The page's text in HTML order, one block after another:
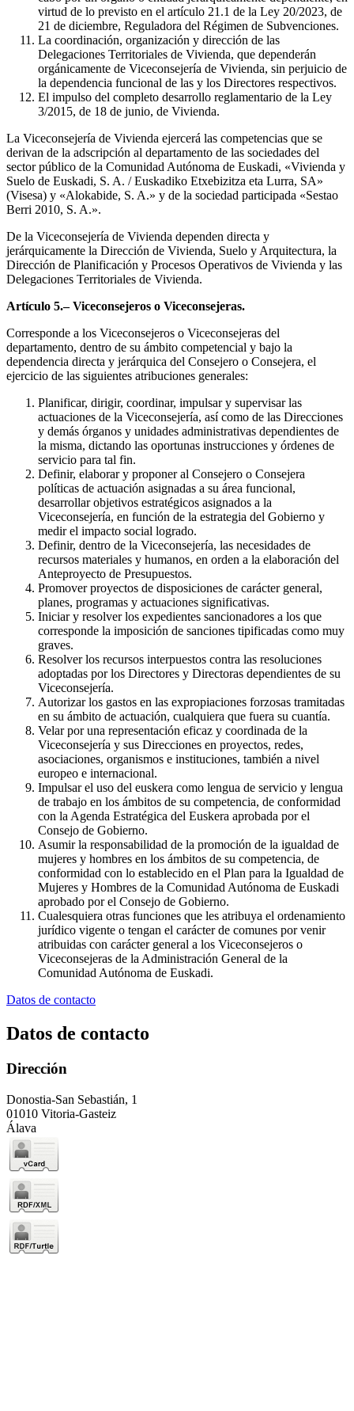
virtud de lo previsto en el artículo 21.1 de la Ley 20/2023, de
21 de diciembre, Reguladora del Régimen de Subvenciones.
La coordinación, organización y dirección de las
Delegaciones Territoriales de Vivienda, que dependerán
orgánicamente de Viceconsejería de Vivienda, sin perjuicio de
la dependencia funcional de las y los Directores respectivos.
El impulso del completo desarrollo reglamentario de la Ley
3/2015, de 18 de junio, de Vivienda.
La Viceconsejería de Vivienda ejercerá las competencias que se
derivan de la adscripción al departamento de las sociedades del
sector público de la Comunidad Autónoma de Euskadi, «Vivienda y
Suelo de Euskadi, S. A. / Euskadiko Etxebizitza eta Lurra, SA»
(Visesa) y «Alokabide, S. A.» y de la sociedad participada «Sestao
Berri 2010, S. A.».
De la Viceconsejería de Vivienda dependen directa y
jerárquicamente la Dirección de Vivienda, Suelo y Arquitectura, la
Dirección de Planificación y Procesos Operativos de Vivienda y las
Delegaciones Territoriales de Vivienda.
Artículo 5.– Viceconsejeros o Viceconsejeras.
Corresponde a los Viceconsejeros o Viceconsejeras del
departamento, dentro de su ámbito competencial y bajo la
dependencia directa y jerárquica del Consejero o Consejera, el
ejercicio de las siguientes atribuciones generales:
Planificar, dirigir, coordinar, impulsar y supervisar las
actuaciones de la Viceconsejería, así como de las Direcciones
y demás órganos y unidades administrativas dependientes de
la misma, dictando las oportunas instrucciones y órdenes de
servicio para tal fin.
Definir, elaborar y proponer al Consejero o Consejera
políticas de actuación asignadas a su área funcional,
desarrollar objetivos estratégicos asignados a la
Viceconsejería, en función de la estrategia del Gobierno y
medir el impacto social logrado.
Definir, dentro de la Viceconsejería, las necesidades de
recursos materiales y humanos, en orden a la elaboración del
Anteproyecto de Presupuestos.
Promover proyectos de disposiciones de carácter general,
planes, programas y actuaciones significativas.
Iniciar y resolver los expedientes sancionadores a los que
corresponde la imposición de sanciones tipificadas como muy
graves.
Resolver los recursos interpuestos contra las resoluciones
adoptadas por los Directores y Directoras dependientes de su
Viceconsejería.
Autorizar los gastos en las expropiaciones forzosas tramitadas
en su ámbito de actuación, cualquiera que fuera su cuantía.
Velar por una representación eficaz y coordinada de la
Viceconsejería y sus Direcciones en proyectos, redes,
asociaciones, organismos e instituciones, también a nivel
europeo e internacional.
Impulsar el uso del euskera como lengua de servicio y lengua
de trabajo en los ámbitos de su competencia, de conformidad
con la Agenda Estratégica del Euskera aprobada por el
Consejo de Gobierno.
Asumir la responsabilidad de la promoción de la igualdad de
mujeres y hombres en los ámbitos de su competencia, de
conformidad con lo establecido en el Plan para la Igualdad de
Mujeres y Hombres de la Comunidad Autónoma de Euskadi
aprobado por el Consejo de Gobierno.
Cualesquiera otras funciones que les atribuya el ordenamiento
jurídico vigente o tengan el carácter de comunes por venir
atribuidas con carácter general a los Viceconsejeros o
Viceconsejeras de la Administración General de la
Comunidad Autónoma de Euskadi.
Datos de contacto
Datos de contacto
Dirección
Donostia-San Sebastián, 1
01010 Vitoria-Gasteiz
Álava